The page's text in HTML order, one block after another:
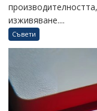
изживяване....
Съвети